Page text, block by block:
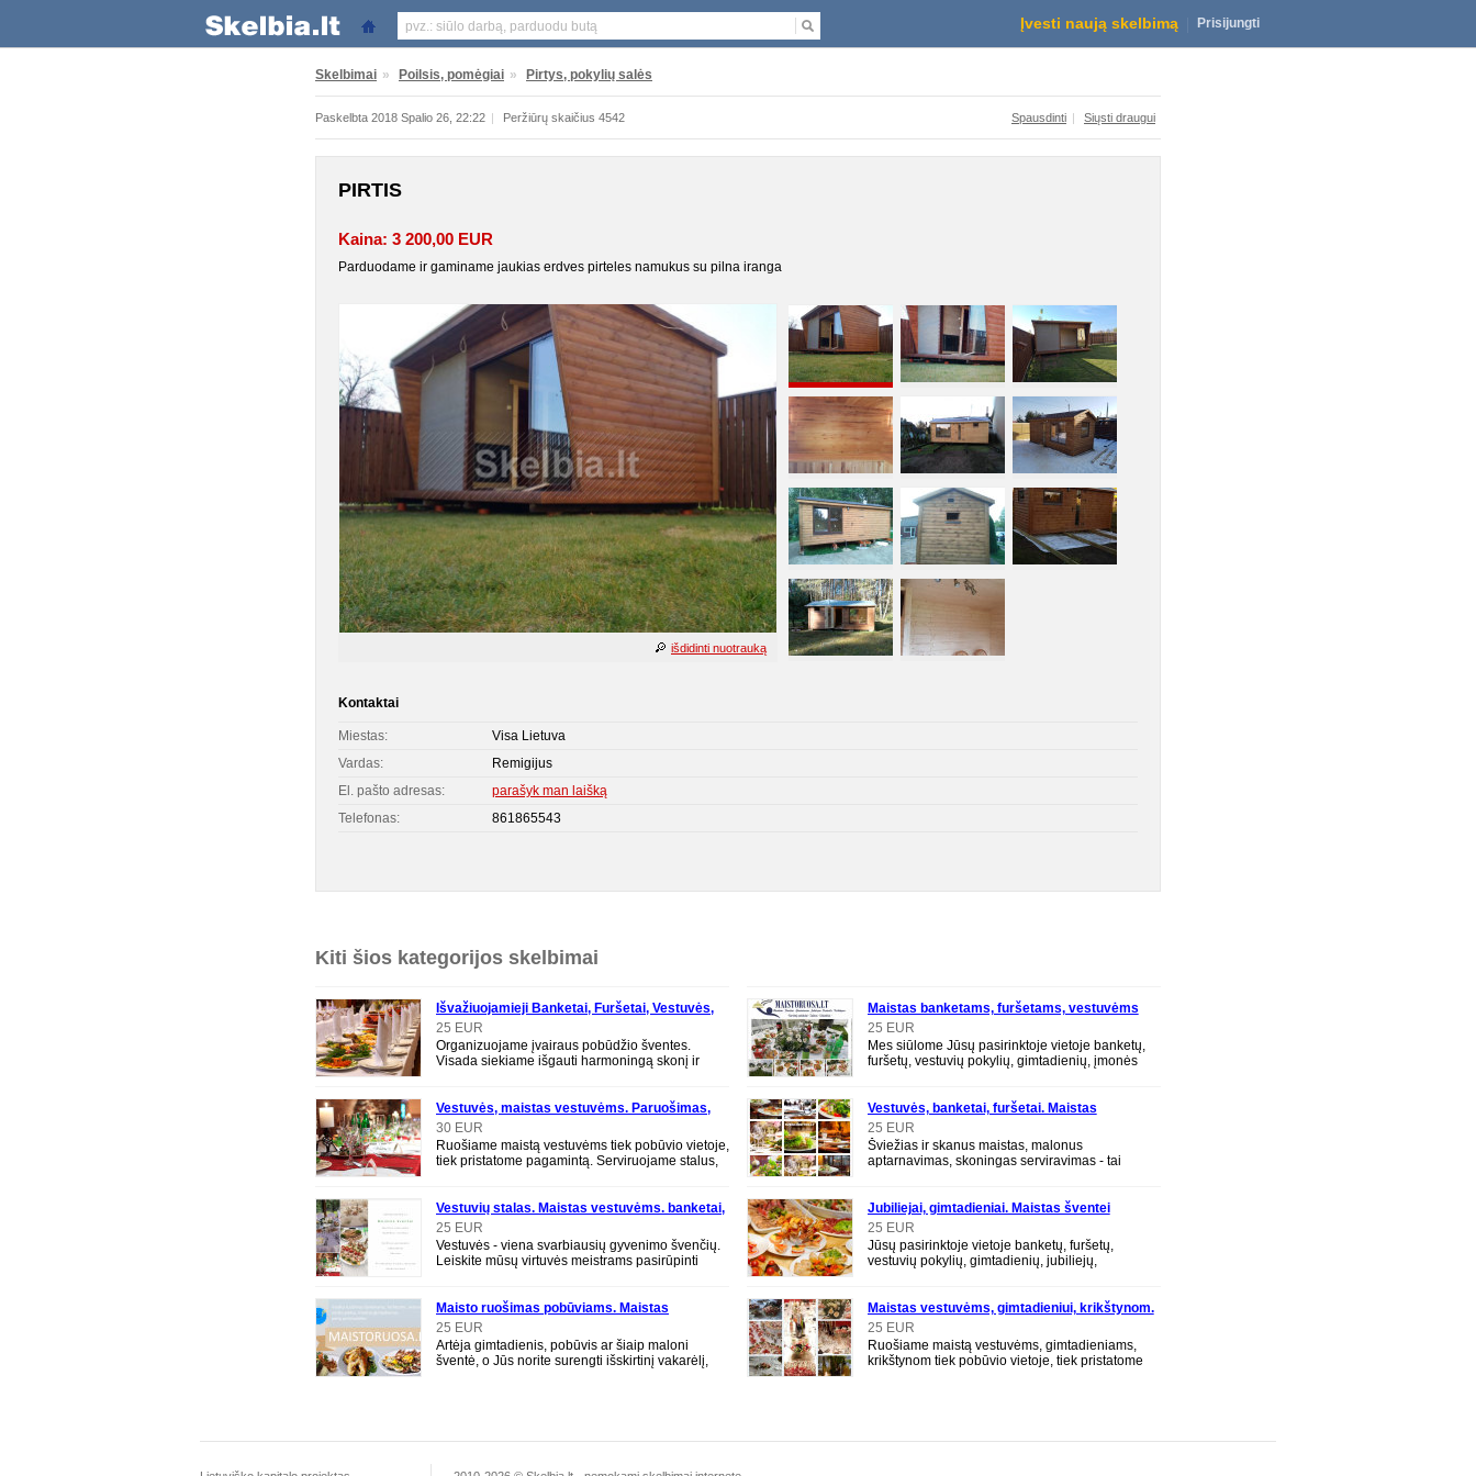
Įvesti naują skelbimą Prisijungti
Skelbimai » Poilsis, pomėgiai » Pirtys, pokylių salės
Paskelbta 2018 Spalio 26, 22:22 | Peržiūrų skaičius 4542 Spausdinti | Siųsti draugui
PIRTIS
Kaina: 3 200,00 EUR
Parduodame ir gaminame jaukias erdves pirteles namukus su pilna iranga
išdidinti nuotrauką
Kontaktai
Miestas:
Visa Lietuva
Vardas:
Remigijus
El. pašto adresas:
parašyk man laišką
Telefonas:
861865543
Kiti šios kategorijos skelbimai
Išvažiuojamieji Banketai, Furšetai, Vestuvės,
Gimtadieniai
25 EUR
Organizuojame įvairaus pobūdžio šventes.
Visada siekiame išgauti harmoningą skonį ir
Vestuvės, maistas vestuvėms. Paruošimas,
pristatymas
30 EUR
Ruošiame maistą vestuvėms tiek pobūvio vietoje,
tiek pristatome pagamintą. Serviruojame stalus,
Vestuvių stalas. Maistas vestuvėms. banketai,
furšetai
25 EUR
Vestuvės - viena svarbiausių gyvenimo švenčių.
Leiskite mūsų virtuvės meistrams pasirūpinti
Maisto ruošimas pobūviams. Maistas
banketams, furšetams, vestuvėms
25 EUR
Artėja gimtadienis, pobūvis ar šiaip maloni
šventė, o Jūs norite surengti išskirtinį vakarėlį,
Maistas banketams, furšetams, vestuvėms
25 EUR
Mes siūlome Jūsų pasirinktoje vietoje banketų,
furšetų, vestuvių pokylių, gimtadienių, įmonės
Vestuvės, banketai, furšetai. Maistas
banketams, furšetams, vestuvėms
25 EUR
Šviežias ir skanus maistas, malonus
aptarnavimas, skoningas serviravimas - tai
Jubiliejai, gimtadieniai. Maistas šventei
25 EUR
Jūsų pasirinktoje vietoje banketų, furšetų,
vestuvių pokylių, gimtadienių, jubiliejų,
Maistas vestuvėms, gimtadieniui, krikštynom.
Šventinis stalas
25 EUR
Ruošiame maistą vestuvėms, gimtadieniams,
krikštynom tiek pobūvio vietoje, tiek pristatome